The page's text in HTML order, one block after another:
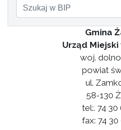
Gmina
Urząd
woj.
powiat
ul.
58-130
tel:. 74 30
fax: 74 30